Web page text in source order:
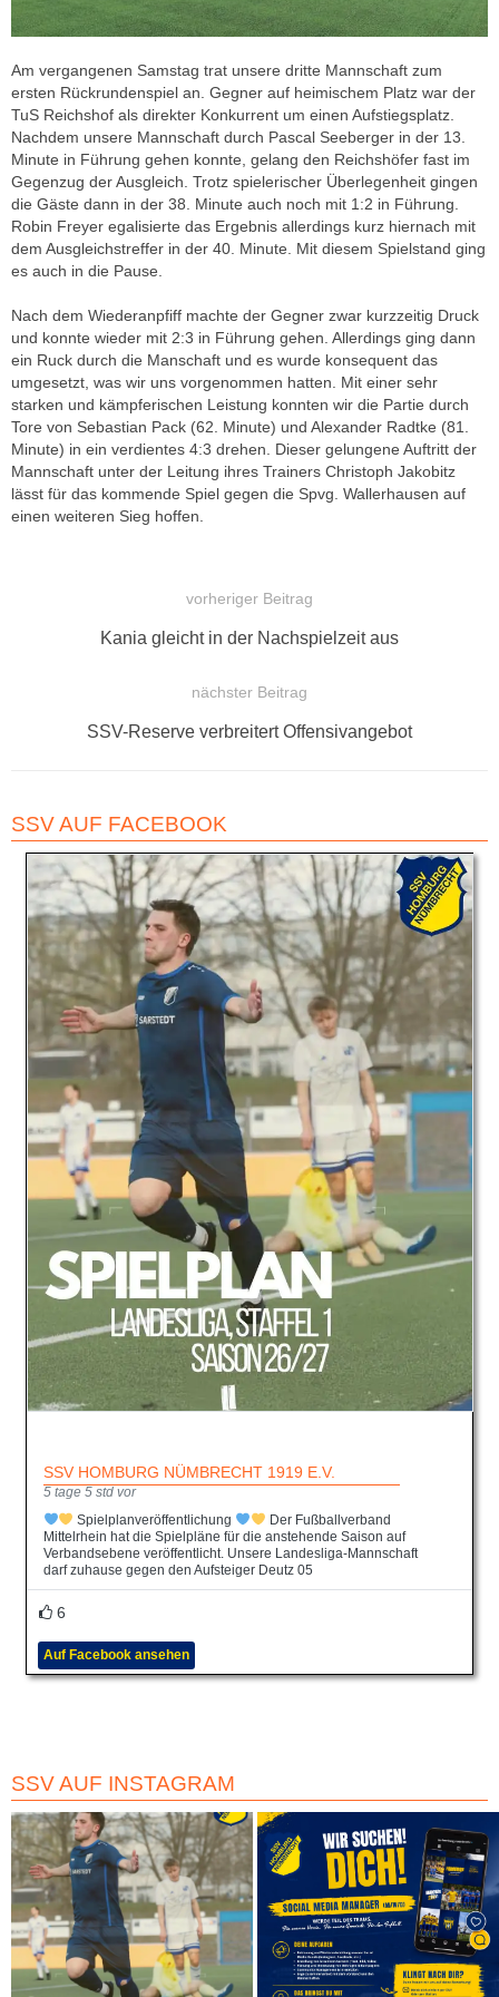
Am vergangenen Samstag trat unsere dritte Mannschaft zum
ersten Rückrundenspiel an. Gegner auf heimischem Platz war der
TuS Reichshof als direkter Konkurrent um einen Aufstiegsplatz.
Nachdem unsere Mannschaft durch Pascal Seeberger in der 13.
Minute in Führung gehen konnte, gelang den Reichshöfer fast im
Gegenzug der Ausgleich. Trotz spielerischer Überlegenheit gingen
die Gäste dann in der 38. Minute auch noch mit 1:2 in Führung.
Robin Freyer egalisierte das Ergebnis allerdings kurz hiernach mit
dem Ausgleichstreffer in der 40. Minute. Mit diesem Spielstand ging
es auch in die Pause.
Nach dem Wiederanpfiff machte der Gegner zwar kurzzeitig Druck
und konnte wieder mit 2:3 in Führung gehen. Allerdings ging dann
ein Ruck durch die Manschaft und es wurde konsequent das
umgesetzt, was wir uns vorgenommen hatten. Mit einer sehr
starken und kämpferischen Leistung konnten wir die Partie durch
Tore von Sebastian Pack (62. Minute) und Alexander Radtke (81.
Minute) in ein verdientes 4:3 drehen. Dieser gelungene Auftritt der
Mannschaft unter der Leitung ihres Trainers Christoph Jakobitz
lässt für das kommende Spiel gegen die Spvg. Wallerhausen auf
einen weiteren Sieg hoffen.
vorheriger Beitrag
Vorheriger
Kania gleicht in der Nachspielzeit aus
nächster Beitrag
Nächster
SSV-Reserve verbreitert Offensivangebot
SSV AUF FACEBOOK
SSV HOMBURG NÜMBRECHT 1919 E.V.
5 tage 5 std vor
Spielplanveröffentlichung
Der Fußballverband
Mittelrhein hat die Spielpläne für die anstehende Saison auf
Verbandsebene veröffentlicht. Unsere Landesliga-Mannschaft
darf zuhause gegen den Aufsteiger Deutz 05
6
Auf Facebook ansehen
SSV AUF INSTAGRAM